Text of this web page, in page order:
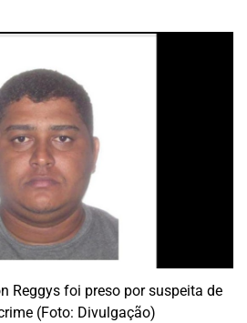
Reggys foi preso por suspeita de
(Foto: Divulgação)